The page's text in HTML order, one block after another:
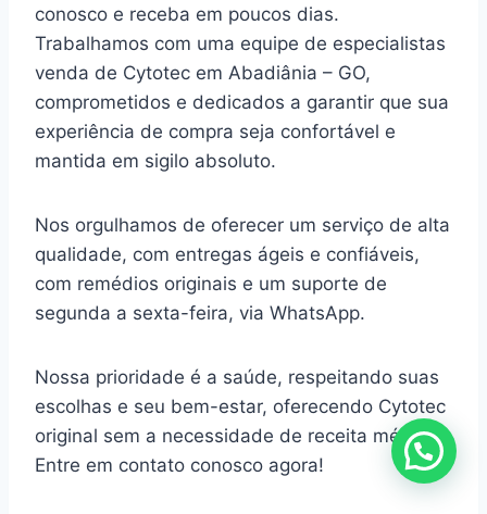
conosco e receba em poucos dias.
Trabalhamos com uma equipe de especialistas
venda de Cytotec em Abadiânia – GO,
comprometidos e dedicados a garantir que sua
experiência de compra seja confortável e
mantida em sigilo absoluto.
Nos orgulhamos de oferecer um serviço de alta
qualidade, com entregas ágeis e confiáveis,
com remédios originais e um suporte de
segunda a sexta-feira, via WhatsApp.
Nossa prioridade é a saúde, respeitando suas
escolhas e seu bem-estar, oferecendo Cytotec
original sem a necessidade de receita médica.
Entre em contato conosco agora!